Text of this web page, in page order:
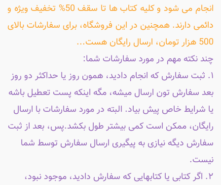
انجام می شود و کلیه کتاب ها تا سقف 50% تخفیف ویژه و
دائمی دارند. همچنین در این فروشگاه، برای سفارشات بالای
500 هزار تومان، ارسال رایگان هست...
چند نکته مهم در مورد سفارشات شما:
۱. ثبت سفارش که انجام دادید، همون روز یا حداکثر دو روز
بعد سفارش تون ارسال میشه، مگه اینکه پست تعطیل باشه
یا شرایط خاص پیش بیاد. البته در مورد سفارشات با ارسال
رایگان، ممکن است کمی بیشتر طول بکشد.پس، بعد از ثبت
سفارش دیگه نیازی به پیگیری ارسال سفارش توسط شما
نیست.
۲. اگر کتابی یا کتابهایی که سفارش دادید، موجود نبود،